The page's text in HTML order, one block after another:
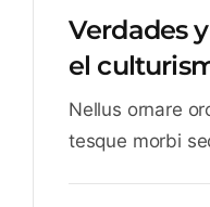
Verdades
el
Nellus ornare
tesque morbi